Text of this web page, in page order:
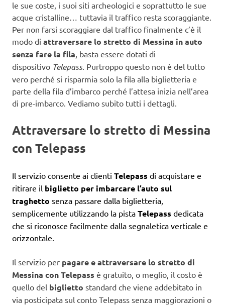
le sue coste, i suoi siti archeologici e soprattutto le sue
acque cristalline… tuttavia il traffico resta scoraggiante.
Per non farsi scoraggiare dal traffico finalmente c’è il
modo di attraversare lo stretto di Messina in auto
senza fare la fila, basta essere dotati di
dispositivo Telepass. Purtroppo questo non è del tutto
vero perché si risparmia solo la fila alla biglietteria e
parte della fila d’imbarco perché l’attesa inizia nell’area
di pre-imbarco. Vediamo subito tutti i dettagli.
Attraversare lo stretto di Messina
con Telepass
Il servizio consente ai clienti Telepass di acquistare e
ritirare il biglietto per imbarcare l’auto sul
traghetto senza passare dalla biglietteria,
semplicemente utilizzando la pista Telepass dedicata
che si riconosce facilmente dalla segnaletica verticale e
orizzontale.
Il servizio per pagare e attraversare lo stretto di
Messina con Telepass è gratuito, o meglio, il costo è
quello del biglietto standard che viene addebitato in
via posticipata sul conto Telepass senza maggiorazioni o